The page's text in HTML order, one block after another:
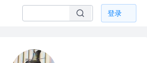
登录